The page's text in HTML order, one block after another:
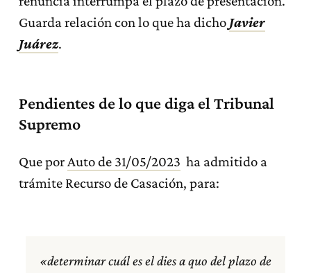
Guarda relación con lo que ha dicho Javier
Juárez.
Pendientes de lo que diga el Tribunal
Supremo
Que porAuto de 31/05/2023 ha admitido a
trámite Recurso de Casación, para:
«determinar cuál es el dies a quo del plazo de